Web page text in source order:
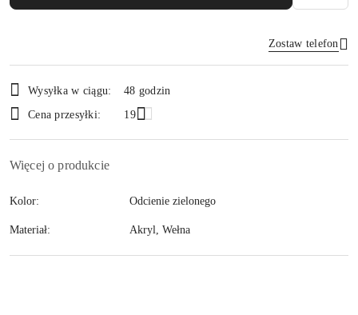
Zostaw telefon
i
dostawa
Wysyłka w ciągu:
48 godzin
Cena przesyłki:
19
Więcej o produkcie
Kolor: Odcienie zielonego
Materiał: Akryl, Wełna